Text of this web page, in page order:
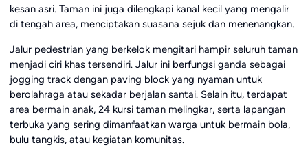
kesan asri. Taman ini juga dilengkapi kanal kecil yang mengalir
di tengah area, menciptakan suasana sejuk dan menenangkan.
Jalur pedestrian yang berkelok mengitari hampir seluruh taman
menjadi ciri khas tersendiri. Jalur ini berfungsi ganda sebagai
jogging track dengan paving block yang nyaman untuk
berolahraga atau sekadar berjalan santai. Selain itu, terdapat
area bermain anak, 24 kursi taman melingkar, serta lapangan
terbuka yang sering dimanfaatkan warga untuk bermain bola,
bulu tangkis, atau kegiatan komunitas.